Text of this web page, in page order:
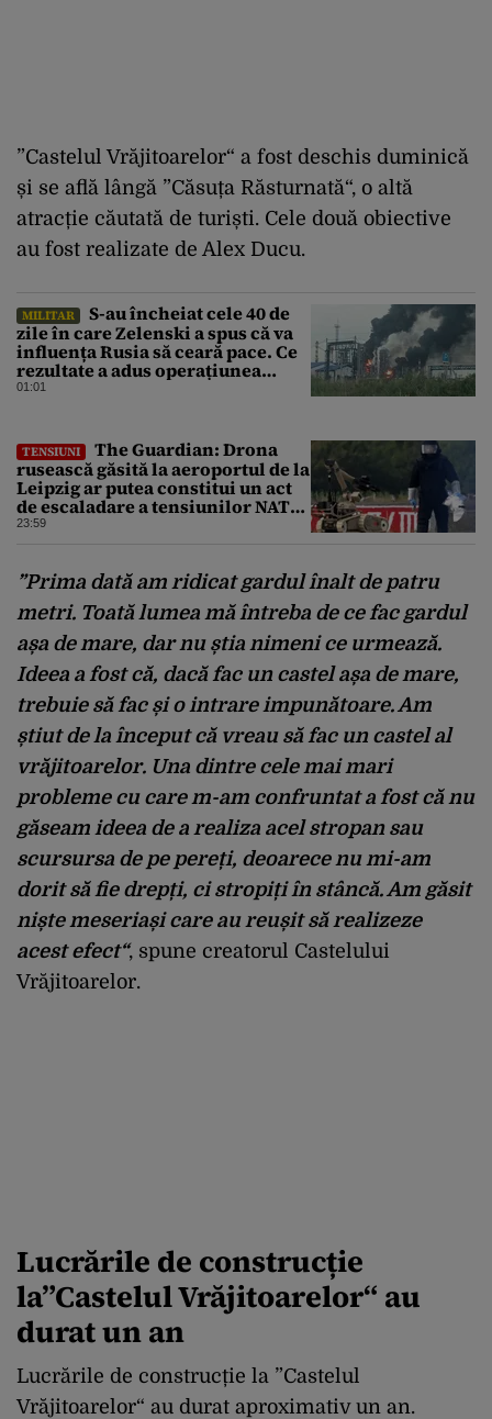
”Castelul Vrăjitoarelor“ a fost deschis duminică
și se află lângă ”Căsuța Răsturnată“, o altă
atracție căutată de turiști. Cele două obiective
au fost realizate de Alex Ducu.
MILITAR
S-au încheiat cele 40 de
zile în care Zelenski a spus că va
influența Rusia să ceară pace. Ce
rezultate a adus operațiunea
Kievului
01:01
TENSIUNI
The Guardian: Drona
rusească găsită la aeroportul de la
Leipzig ar putea constitui un act
de escaladare a tensiunilor NATO-
Rusia
23:59
”Prima dată am ridicat gardul înalt de patru
metri. Toată lumea mă întreba de ce fac gardul
așa de mare, dar nu știa nimeni ce urmează.
Ideea a fost că, dacă fac un castel așa de mare,
trebuie să fac și o intrare impunătoare. Am
știut de la început că vreau să fac un castel al
vrăjitoarelor. Una dintre cele mai mari
probleme cu care m-am confruntat a fost că nu
găseam ideea de a realiza acel stropan sau
scursursa de pe pereți, deoarece nu mi-am
dorit să fie drepți, ci stropiți în stâncă. Am găsit
niște meseriași care au reușit să realizeze
acest efect“, spune creatorul Castelului
Vrăjitoarelor.
Lucrările de construcție
la”Castelul Vrăjitoarelor“ au
durat un an
Lucrările de construcție la ”Castelul
Vrăjitoarelor“ au durat aproximativ un an.